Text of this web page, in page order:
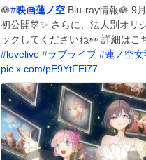
🪷#映画蓮ノ空 Blu-ray情報🪷 9
初公開🎊✨ さらに、法人別オリ
ックしてくださいね👀 詳細はこ
#lovelive #ラブライブ #蓮ノ空
pic.x.com/pE9YtFEi77